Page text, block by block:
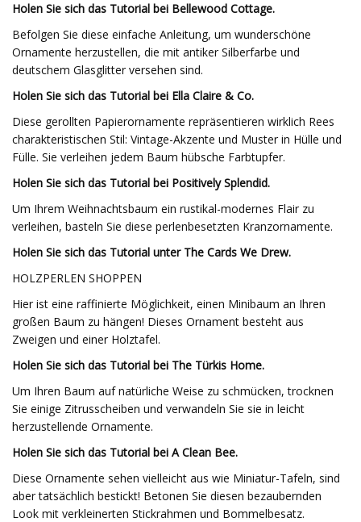
Holen Sie sich das Tutorial bei Bellewood Cottage.
Befolgen Sie diese einfache Anleitung, um wunderschöne
Ornamente herzustellen, die mit antiker Silberfarbe und
deutschem Glasglitter versehen sind.
Holen Sie sich das Tutorial bei Ella Claire & Co.
Diese gerollten Papierornamente repräsentieren wirklich Rees
charakteristischen Stil: Vintage-Akzente und Muster in Hülle und
Fülle. Sie verleihen jedem Baum hübsche Farbtupfer.
Holen Sie sich das Tutorial bei Positively Splendid.
Um Ihrem Weihnachtsbaum ein rustikal-modernes Flair zu
verleihen, basteln Sie diese perlenbesetzten Kranzornamente.
Holen Sie sich das Tutorial unter The Cards We Drew.
HOLZPERLEN SHOPPEN
Hier ist eine raffinierte Möglichkeit, einen Minibaum an Ihren
großen Baum zu hängen! Dieses Ornament besteht aus
Zweigen und einer Holztafel.
Holen Sie sich das Tutorial bei The Türkis Home.
Um Ihren Baum auf natürliche Weise zu schmücken, trocknen
Sie einige Zitrusscheiben und verwandeln Sie sie in leicht
herzustellende Ornamente.
Holen Sie sich das Tutorial bei A Clean Bee.
Diese Ornamente sehen vielleicht aus wie Miniatur-Tafeln, sind
aber tatsächlich bestickt! Betonen Sie diesen bezaubernden
Look mit verkleinerten Stickrahmen und Bommelbesatz.